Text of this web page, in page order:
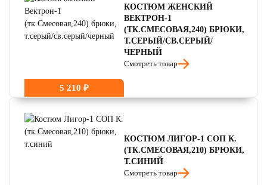
5 210 ₽
КОСТЮМ ЖЕНСКИЙ
ВЕКТРОН-1
(ТК.СМЕСОВАЯ,240) БРЮКИ,
Т.СЕРЫЙ/СВ.СЕРЫЙ/
ЧЕРНЫЙ
Смотреть товар
КОСТЮМ ЛИГОР-1 СОП К.
(ТК.СМЕСОВАЯ,210) БРЮКИ,
Т.СИНИЙ
Смотреть товар